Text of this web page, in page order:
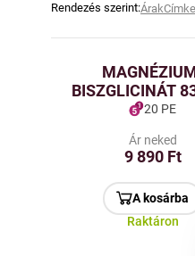
Rendezés szerint:ÁrakCímke
BISZGLICINÁT
(166 mg elemi
vitamin P5P |
felszívódás &
20 PE
Ár neked
9 890 Ft
A kosárba
Raktáron